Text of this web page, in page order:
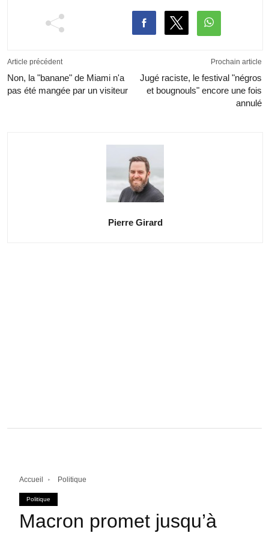
Article précédent
Non, la "banane" de Miami n'a
pas été mangée par un visiteur
Prochain article
Jugé raciste, le festival "négros
et bougnouls" encore une fois
annulé
Pierre Girard